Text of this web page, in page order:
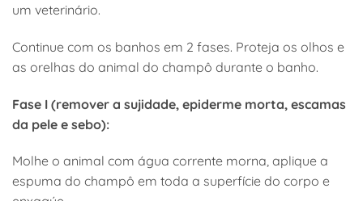
um veterinário.
Continue com os banhos em 2 fases. Proteja os olhos e
as orelhas do animal do champô durante o banho.
Fase I (remover a sujidade, epiderme morta, escamas
da pele e sebo):
Molhe o animal com água corrente morna, aplique a
espuma do champô em toda a superfície do corpo e